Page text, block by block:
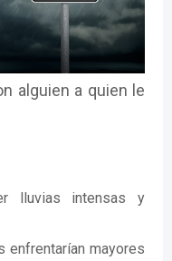
alguien a quien le
intensas y
mayores